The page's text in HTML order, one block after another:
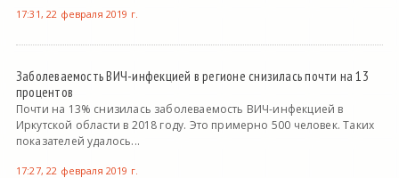
17:31, 22 февраля 2019 г.
Заболеваемость ВИЧ-инфекцией в регионе снизилась почти на 13
процентов
Почти на 13% снизилась заболеваемость ВИЧ-инфекцией в
Иркутской области в 2018 году. Это примерно 500 человек. Таких
показателей удалось...
17:27, 22 февраля 2019 г.